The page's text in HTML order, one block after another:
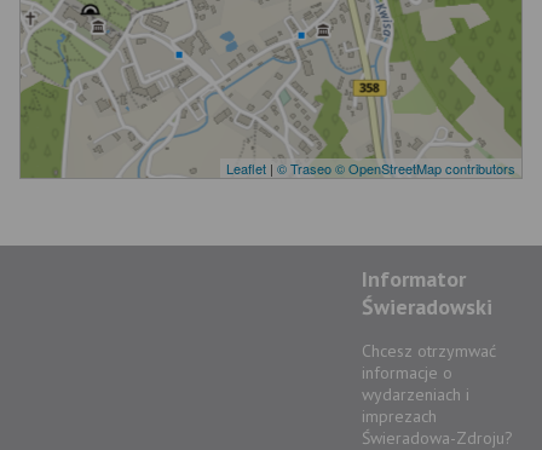
Leaflet | © Traseo© OpenStreetMap contributors
Informator
Świeradowski
Chcesz otrzymwać
informacje o
wydarzeniach i
imprezach
Świeradowa-Zdroju?